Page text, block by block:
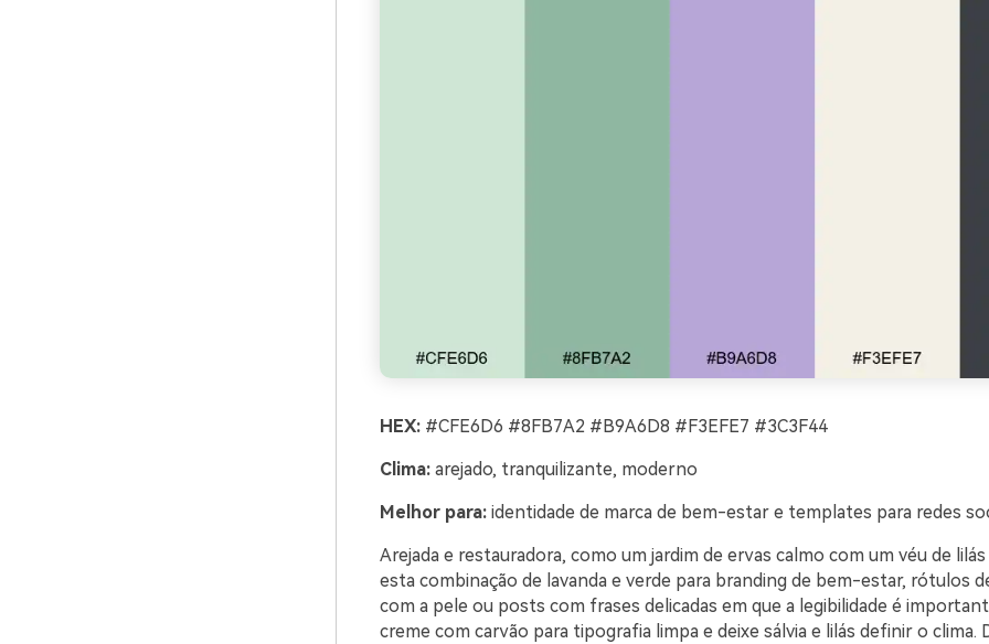
HEX:#CFE6D6 #8FB7A2 #B9A6D8 #F3EFE7 #3C3F44
Clima:arejado, tranquilizante, moderno
Melhor para:identidade de marca de bem-estar e templates para redes
Arejada e restauradora, como um jardim de ervas calmo com um véu de lilás
esta combinação de lavanda e verde para branding de bem-estar, rótulos
com a pele ou posts com frases delicadas em que a legibilidade é
creme com carvão para tipografia limpa e deixe sálvia e lilás definir o clima.